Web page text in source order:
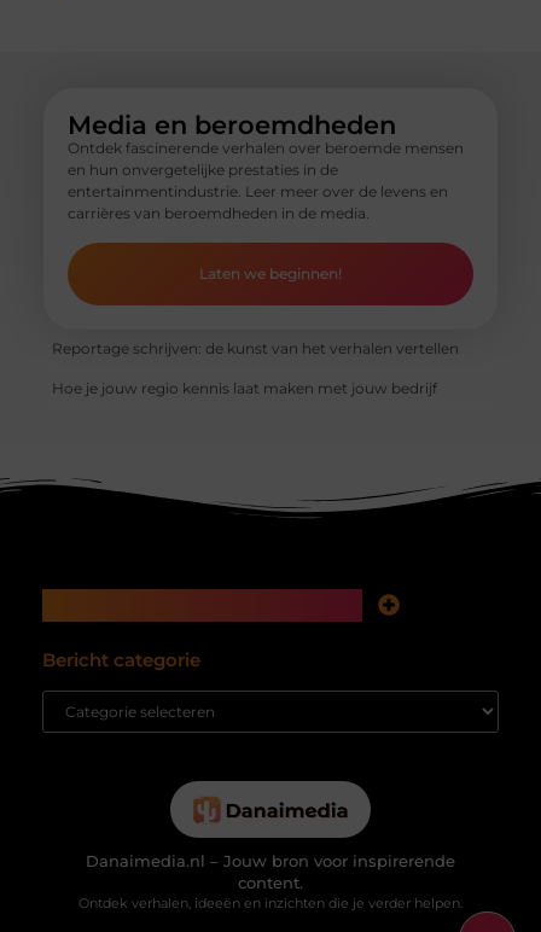
Media en beroemdheden
Ontdek fascinerende verhalen over beroemde mensen
en hun onvergetelijke prestaties in de
entertainmentindustrie. Leer meer over de levens en
carrières van beroemdheden in de media.
Laten we beginnen!
Reportage schrijven: de kunst van het verhalen vertellen
Hoe je jouw regio kennis laat maken met jouw bedrijf
Bericht categorie
Danaimedia.nl – Jouw bron voor inspirerende
content.
Ontdek verhalen, ideeën en inzichten die je verder helpen.